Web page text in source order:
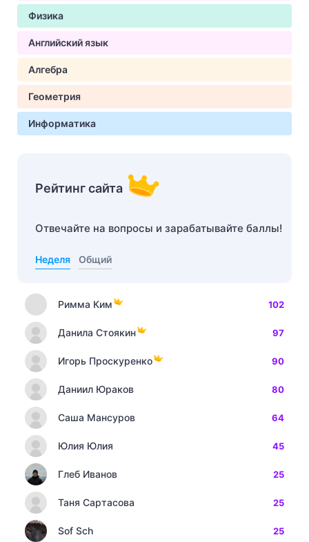
Физика
Английский язык
Алгебра
Геометрия
Информатика
Рейтинг сайта
Отвечайте на вопросы и зарабатывайте баллы!
Неделя Общий
Римма Ким 102
Данила Стоякин 97
Игорь Проскуренко 90
Даниил Юраков 80
Саша Мансуров 64
Юлия Юлия 45
Глеб Иванов 25
Таня Сартасова 25
Sof Sch 25